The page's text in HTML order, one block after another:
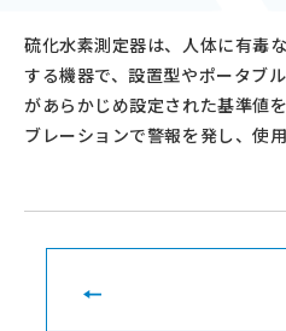
硫化水素測定器は、人体に有毒
する機器で、設置型やポータブ
があらかじめ設定された基準値
ブレーションで警報を発し、使